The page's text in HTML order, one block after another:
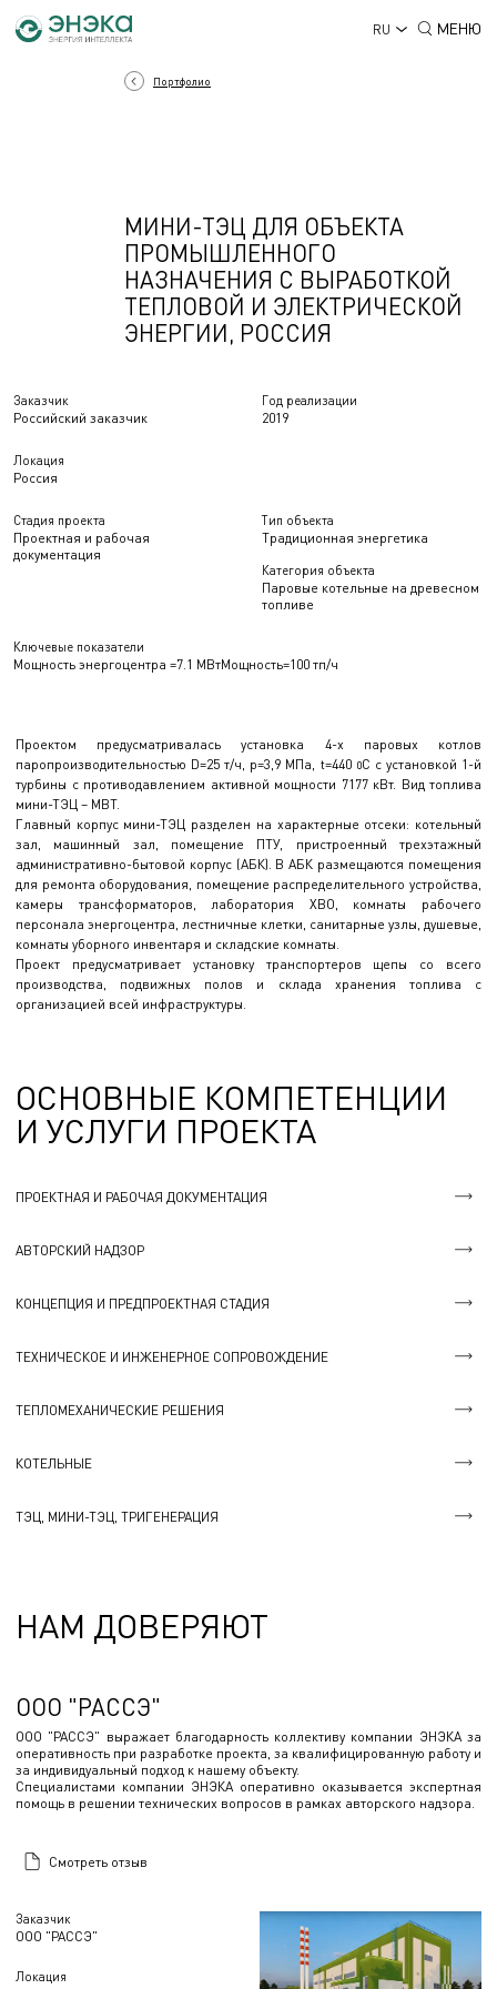
RU МЕНЮ
Заказчик
Российский заказчик
Год реализации
2019
Локация
Россия
Стадия проекта
Проектная и рабочая
документация
Тип объекта
Традиционная энергетика
Категория объекта
Паровые котельные на древесном
топливе
Ключевые показатели
Мощность энергоцентра =7.1 МВтМощность=100 тп/ч
Портфолио
МИНИ-ТЭЦ ДЛЯ ОБЪЕКТА
ПРОМЫШЛЕННОГО
НАЗНАЧЕНИЯ С ВЫРАБОТКОЙ
ТЕПЛОВОЙ И ЭЛЕКТРИЧЕСКОЙ
ЭНЕРГИИ, РОССИЯ
Проектом предусматривалась установка 4-х паровых котлов
паропроизводительностью D=25 т/ч, p=3,9 МПа, t=440 0С с установкой 1-й
турбины с противодавлением активной мощности 7177 кВт. Вид топлива
мини-ТЭЦ – МВТ.
Главный корпус мини-ТЭЦ разделен на характерные отсеки: котельный
зал, машинный зал, помещение ПТУ, пристроенный трехэтажный
административно-бытовой корпус (АБК). В АБК размещаются помещения
для ремонта оборудования, помещение распределительного устройства,
камеры трансформаторов, лаборатория ХВО, комнаты рабочего
персонала энергоцентра, лестничные клетки, санитарные узлы, душевые,
комнаты уборного инвентаря и складские комнаты.
Проект предусматривает установку транспортеров щепы со всего
производства, подвижных полов и склада хранения топлива с
организацией всей инфраструктуры.
ОСНОВНЫЕ КОМПЕТЕНЦИИ
И УСЛУГИ ПРОЕКТА
ПРОЕКТНАЯ И РАБОЧАЯ ДОКУМЕНТАЦИЯ
АВТОРСКИЙ НАДЗОР
КОНЦЕПЦИЯ И ПРЕДПРОЕКТНАЯ СТАДИЯ
ТЕХНИЧЕСКОЕ И ИНЖЕНЕРНОЕ СОПРОВОЖДЕНИЕ
ТЕПЛОМЕХАНИЧЕСКИЕ РЕШЕНИЯ
КОТЕЛЬНЫЕ
ТЭЦ, МИНИ-ТЭЦ, ТРИГЕНЕРАЦИЯ
НАМ ДОВЕРЯЮТ
Заказчик
ООО "РАССЭ"
Локация
ООО "РАССЭ"
ООО "РАССЭ" выражает благодарность коллективу компании ЭНЭКА за
оперативность при разработке проекта, за квалифицированную работу и
за индивидуальный подход к нашему объекту.
Специалистами компании ЭНЭКА оперативно оказывается экспертная
помощь в решении технических вопросов в рамках авторского надзора.
Смотреть отзыв